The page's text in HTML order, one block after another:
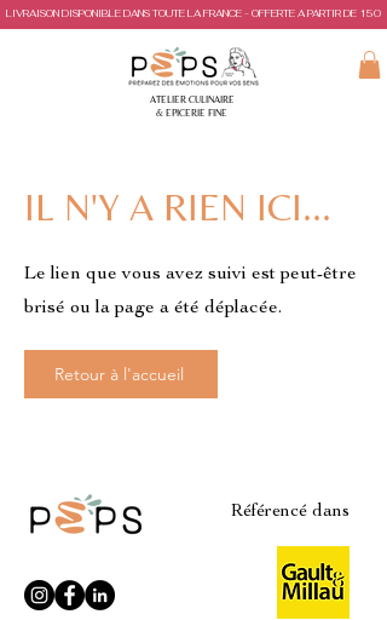
LIVRAISON DISPONIBLE DANS TOUTE LA FRANCE - OFFERTE A PARTIR DE 150€
ATELIER CULINAIRE
& EPICERIE FINE
IL N'Y A RIEN ICI...
Le lien que vous avez suivi est peut-être
brisé ou la page a été déplacée.
Retour à l'accueil
Référencé dans